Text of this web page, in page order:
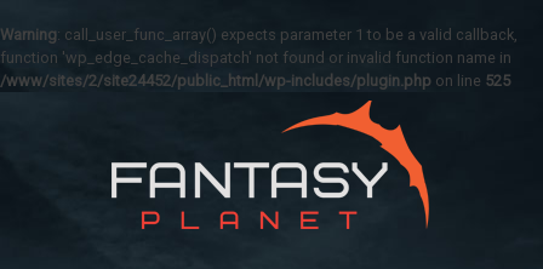
Warning: call_user_func_array() expects parameter 1 to be a valid callback,
function 'wp_edge_cache_dispatch' not found or invalid function name in
/www/sites/2/site24452/public_html/wp-includes/plugin.php on line 525